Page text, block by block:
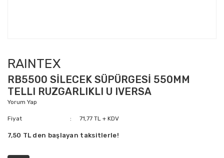
RAINTEX
RB5500 SİLECEK SÜPÜRGESİ 550MM
TELLI RUZGARLIKLI U IVERSA
Yorum Yap
Fiyat 71,77 TL + KDV
7,50 TL den başlayan taksitlerle!